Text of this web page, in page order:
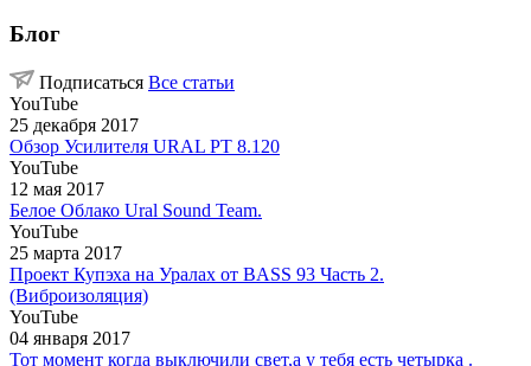
Блог
Подписаться Все статьи
YouTube
25 декабря 2017
Обзор Усилителя URAL PT 8.120
YouTube
12 мая 2017
Белое Облако Ural Sound Team.
YouTube
25 марта 2017
Проект Купэха на Уралах от BASS 93 Часть 2.
(Виброизоляция)
YouTube
04 января 2017
Тот момент когда выключили свет,а у тебя есть четырка .